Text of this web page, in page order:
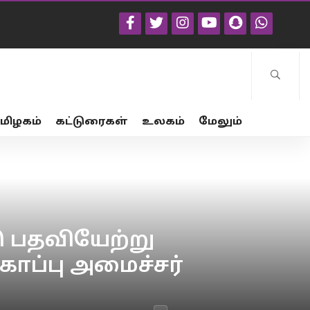
கட்டுரைகள் உலகம் மேலும்
அமைச்சர்